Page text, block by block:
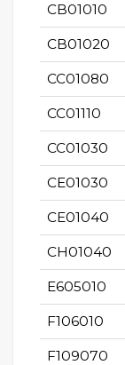
CB01010
CB01020
CC01080
CC01110
CC01030
CE01030
CE01040
CH01040
E605010
F106010
F109070